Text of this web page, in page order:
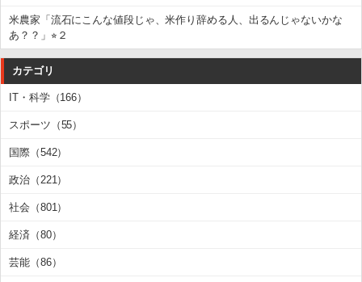
米農家「流石にこんな値段じゃ、米作り辞める人、出るんじゃないかな
あ？？」⭐︎２
カテゴリ
IT・科学（166）
スポーツ（55）
国際（542）
政治（221）
社会（801）
経済（80）
芸能（86）